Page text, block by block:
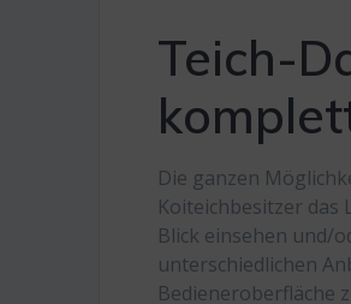
Teich-
Die ganzen
Koiteichbesitzer das
Blick einsehen und/
unterschiedlichen
Bedieneroberfläche